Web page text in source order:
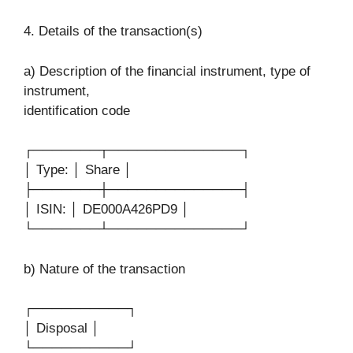
4. Details of the transaction(s)
a) Description of the financial instrument, type of
instrument,
identification code
┌───────┬──────────────┐
│ Type: │ Share │
├───────┼──────────────┤
│ ISIN: │ DE000A426PD9 │
└───────┴──────────────┘
b) Nature of the transaction
┌──────────┐
│ Disposal │
└──────────┘